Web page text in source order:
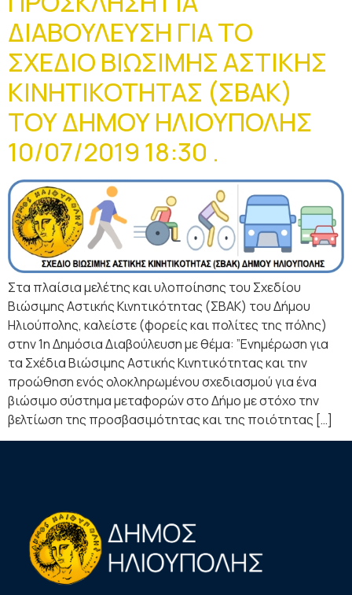
ΔΙΑΒΟΥΛΕΥΣΗ ΓΙΑ ΤΟ
ΣΧΕΔΙΟ ΒΙΩΣΙΜΗΣ ΑΣΤΙΚΗΣ
ΚΙΝΗΤΙΚΟΤΗΤΑΣ (ΣΒΑΚ)
ΤΟΥ ΔΗΜΟΥ ΗΛΙΟΥΠΟΛΗΣ
10/07/2019 18:30 .
Στα πλαίσια μελέτης και υλοποίησης του Σχεδίου
Βιώσιμης Αστικής Κινητικότητας (ΣΒΑΚ) του Δήμου
Ηλιούπολης, καλείστε (φορείς και πολίτες της πόλης)
στην 1η Δημόσια Διαβούλευση με θέμα: ”Ενημέρωση για
τα Σχέδια Βιώσιμης Αστικής Κινητικότητας και την
προώθηση ενός ολοκληρωμένου σχεδιασμού για ένα
βιώσιμο σύστημα μεταφορών στο Δήμο με στόχο την
βελτίωση της προσβασιμότητας και της ποιότητας […]